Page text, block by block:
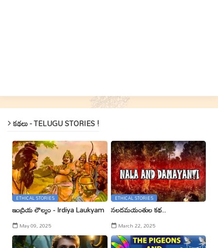
కథలు - TELUGU STORIES !
ETHICAL STORIES
ఇంద్రియ లౌల్యం - Irdiya Laukyam
May 09, 2025
ETHICAL STORIES
నలదమయంతుల కథ..
March 22, 2025